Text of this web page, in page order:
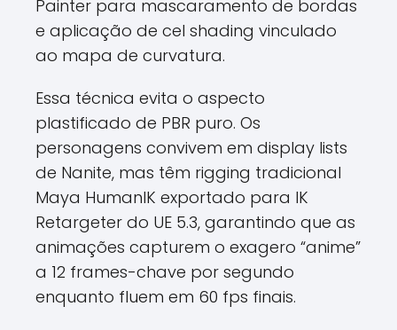
Painter para mascaramento de bordas
e aplicação de cel shading vinculado
ao mapa de curvatura.
Essa técnica evita o aspecto
plastificado de PBR puro. Os
personagens convivem em display lists
de Nanite, mas têm rigging tradicional
Maya HumanIK exportado para IK
Retargeter do UE 5.3, garantindo que as
animações capturem o exagero “anime”
a 12 frames-chave por segundo
enquanto fluem em 60 fps finais.